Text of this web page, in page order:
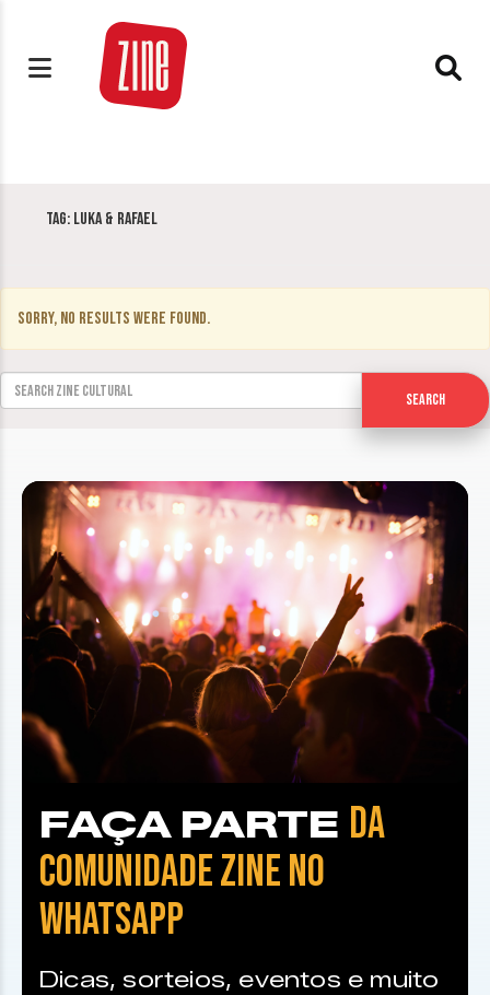
Tag: Luka & Rafael
Sorry, no results were found.
Search for:
Search
FAÇA PARTE DA
COMUNIDADE ZINE NO
WHATSAPP
Dicas, sorteios, eventos e muito